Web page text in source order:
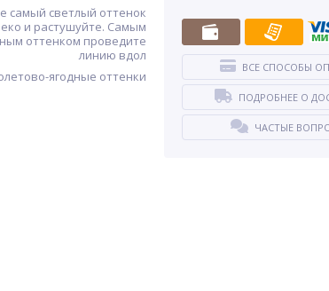
самый светлый оттенок
и растушуйте. Самым
оттенком проведите
линию вдол
ягодные оттенки
ВСЕ СПОСОБЫ
ПОДРОБНЕЕ О
ЧАСТЫЕ